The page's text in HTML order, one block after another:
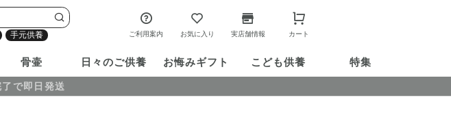
で即日発送
手元供養 ご利用案内 お気に入り 実店舗情報 カート
骨壷 日々のご供養 お悔みギフト こども供養 特集